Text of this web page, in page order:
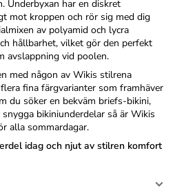
Underbyxan har en diskret
mot kroppen och rör sig med dig
av polyamid och lycra
hållbarhet, vilket gör den perfekt
avslappning vid poolen.
med någon av Wikis stilrena
fina färgvarianter som framhäver
du söker en bekväm briefs-bikini,
bikiniunderdelar så är Wikis
alla sommardagar.
idag och njut av stilren komfort